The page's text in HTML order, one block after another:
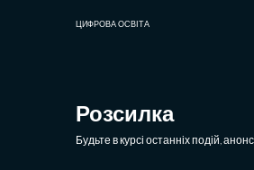
ЦИФРОВА ОСВІТА
Розсилка
Будьте в курсі останніх подій,